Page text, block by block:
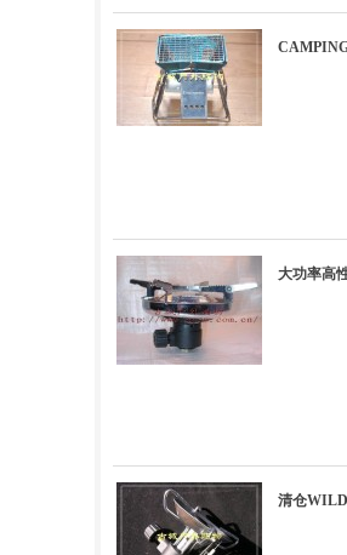
大功率高
清仓